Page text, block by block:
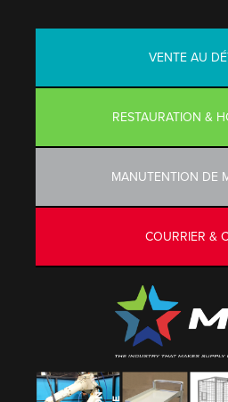
VENTE AU
RESTAURATION &
MANUTENTION DE
COURRIER &